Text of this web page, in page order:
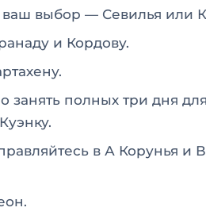
выбор — Севилья или
и Кордову.
занять полных три дня
в А Корунья и